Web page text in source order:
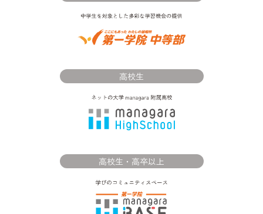
高校生
高校生・高卒以上